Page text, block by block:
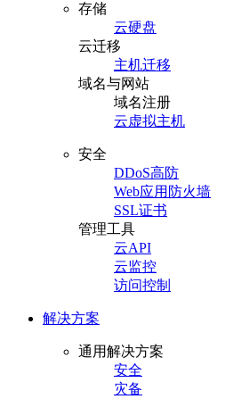
存储
云硬盘
云迁移
主机迁移
域名与网站
域名注册
云虚拟主机
安全
DDoS高防
Web应用防火墙
SSL证书
管理工具
云API
云监控
访问控制
解决方案
通用解决方案
安全
灾备